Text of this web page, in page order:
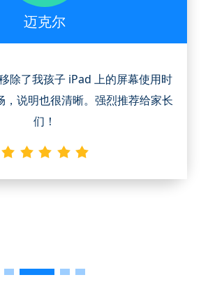
迈克尔
除了我孩子 iPad 上的屏幕使用时
，说明也很清晰。强烈推荐给家长
们！